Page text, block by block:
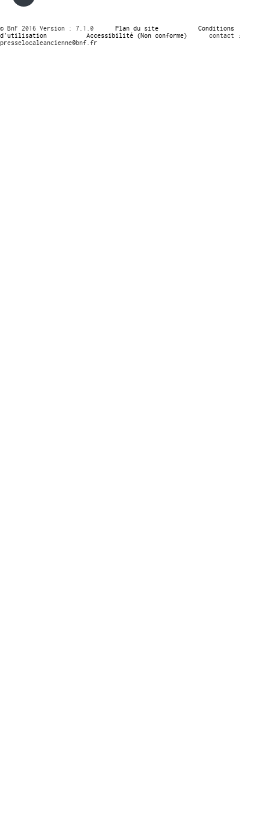
© BnF 2016 Version : 7.1.0 Plan du site
Conditions
d’utilisation
Accessibilité (Non conforme)
contact :
presselocaleancienne@bnf.fr